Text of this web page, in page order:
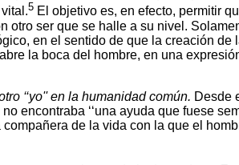
5 El objetivo es, en efecto, permitir
ser que se halle a su nivel.
en el sentido de que la creación
la boca del hombre, en una
‘‘yo'' en la humanidad común. Desde
encontraba ‘‘una ayuda que fuese
de la vida con la que el